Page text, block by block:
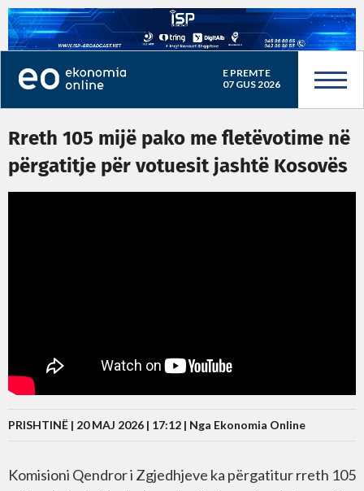
E PREMTE
07 GUS 2026
Rreth 105 mijë pako me fletëvotime në
përgatitje për votuesit jashtë Kosovës
PRISHTINË | 20 MAJ 2026 | 17:12 | Nga Ekonomia Online
Komisioni Qendror i Zgjedhjeve ka përgatitur rreth 105